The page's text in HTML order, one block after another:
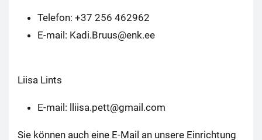
Telefon: +37 256 462962
E-mail: Kadi.Bruus@enk.ee
Liisa Lints
E-mail: lliisa.pett@gmail.com
Sie können auch eine E-Mail an unsere Einrichtung